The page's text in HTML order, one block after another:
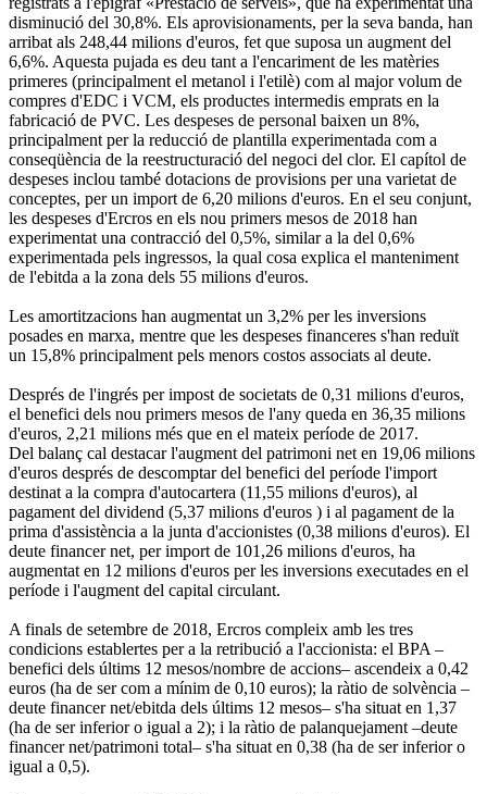
disminució del 30,8%. Els aprovisionaments, per la seva banda, han
arribat als 248,44 milions d'euros, fet que suposa un augment del
6,6%. Aquesta pujada es deu tant a l'encariment de les matèries
primeres (principalment el metanol i l'etilè) com al major volum de
compres d'EDC i VCM, els productes intermedis emprats en la
fabricació de PVC. Les despeses de personal baixen un 8%,
principalment per la reducció de plantilla experimentada com a
conseqüència de la reestructuració del negoci del clor. El capítol de
despeses inclou també dotacions de provisions per una varietat de
conceptes, per un import de 6,20 milions d'euros. En el seu conjunt,
les despeses d'Ercros en els nou primers mesos de 2018 han
experimentat una contracció del 0,5%, similar a la del 0,6%
experimentada pels ingressos, la qual cosa explica el manteniment
de l'ebitda a la zona dels 55 milions d'euros.
Les amortitzacions han augmentat un 3,2% per les inversions
posades en marxa, mentre que les despeses financeres s'han reduït
un 15,8% principalment pels menors costos associats al deute.
Després de l'ingrés per impost de societats de 0,31 milions d'euros,
el benefici dels nou primers mesos de l'any queda en 36,35 milions
d'euros, 2,21 milions més que en el mateix període de 2017.
Del balanç cal destacar l'augment del patrimoni net en 19,06 milions
d'euros després de descomptar del benefici del període l'import
destinat a la compra d'autocartera (11,55 milions d'euros), al
pagament del dividend (5,37 milions d'euros ) i al pagament de la
prima d'assistència a la junta d'accionistes (0,38 milions d'euros). El
deute financer net, per import de 101,26 milions d'euros, ha
augmentat en 12 milions d'euros per les inversions executades en el
període i l'augment del capital circulant.
A finals de setembre de 2018, Ercros compleix amb les tres
condicions establertes per a la retribució a l'accionista: el BPA –
benefici dels últims 12 mesos/nombre de accions– ascendeix a 0,42
euros (ha de ser com a mínim de 0,10 euros); la ràtio de solvència –
deute financer net/ebitda dels últims 12 mesos– s'ha situat en 1,37
(ha de ser inferior o igual a 2); i la ràtio de palanquejament –deute
financer net/patrimoni total– s'ha situat en 0,38 (ha de ser inferior o
igual a 0,5).